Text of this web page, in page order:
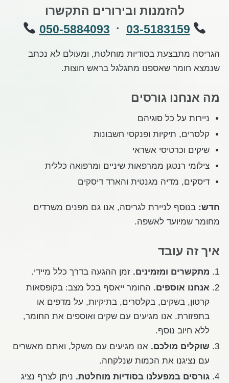
מבנה המגרסה
על החברה
להזמנות ובירורים התקשרו
03-5183159
·
050-5884093
הגריסה מתבצעת בסודיות מוחלטת, ומעולם לא נכתב
שנמצא חומר שאספנו מתגלגל בראש חוצות.
מה אנחנו גורסים
ניירות על כל סוגיהם
קלסרים, תיקיות ופנקסי חשבונות
שיקים וכרטיסי אשראי
צילומי רנטגן ממרפאות שיניים ומרפואה כללית
דיסקים, מדיה מגנטית והארד דיסקים
חדש: בנוסף לניירת לגריסה, אנו גם מפנים משרדים
מחומר שמיועד לאשפה.
איך זה עובד
מתקשרים ומזמינים. זמן ההגעה בדרך כלל מיידי.
אנחנו אוספים. החומר ייאסף בכל מצב: בקופסאות
קרטון, בשקים, בקלסרים, בתיקיות, על מדפים או
בתפזורת. אנו מגיעים עם שקים ואוספים את החומר,
ללא חיוב נוסף.
שוקלים מולכם. אנו מגיעים עם משקל, ואתם מאשרים
עם נציגנו את הכמות שנלקחה.
גורסים במפעלנו בסודיות מוחלטת. ניתן לצרף נציג